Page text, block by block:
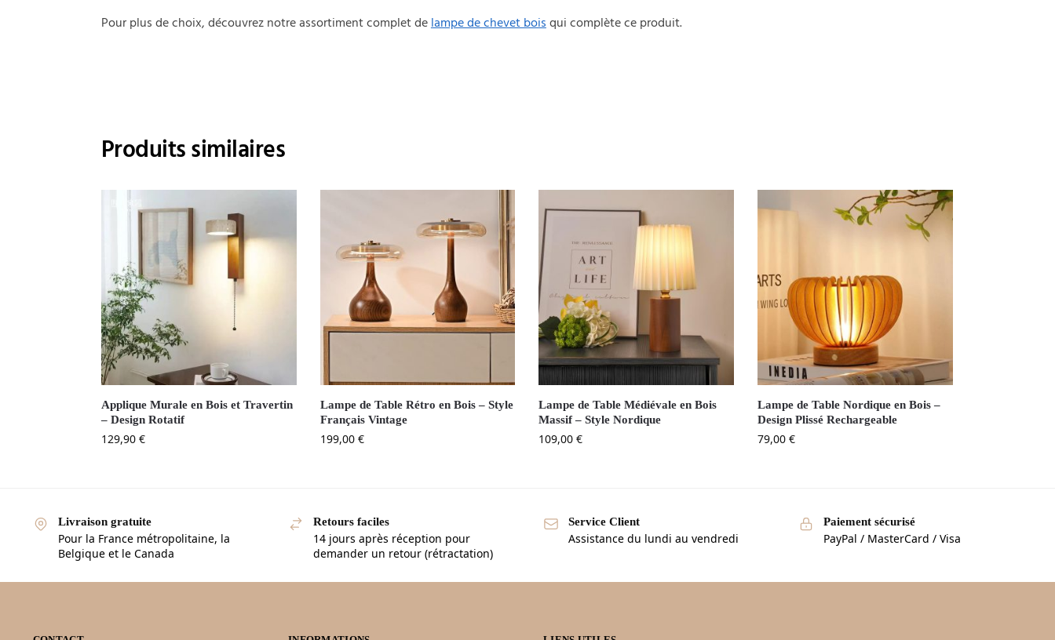
Pour plus de choix, découvrez notre assortiment complet delampe de chevet boisqui complète ce produit.
Produits similaires
Applique Murale en Bois et Travertin
– Design Rotatif
129,90 €
Lampe de Table Rétro en Bois – Style
Français Vintage
199,00 €
Lampe de Table Médiévale en Bois
Massif – Style Nordique
109,00€
Lampe de Table Nordique en Bois –
Design Plissé Rechargeable
79,00€
Livraison gratuite
Pour la France métropolitaine, la
Belgique et le Canada
Retours faciles
14 jours après réception pour
demander un retour (rétractation)
Service Client
Assistance du lundi au vendredi
Paiement sécurisé
PayPal / MasterCard / Visa